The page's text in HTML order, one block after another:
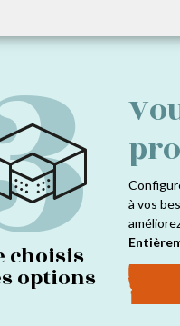
choisis
options
à vos